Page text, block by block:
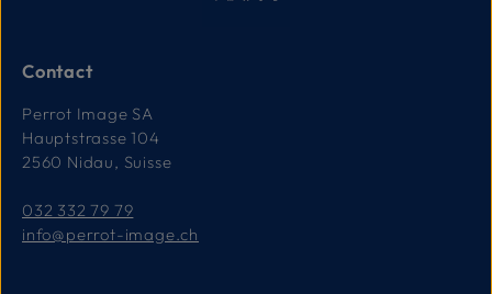
Contact
Perrot Image SA
Hauptstrasse 104
2560 Nidau, Suisse
032 332 79 79
info@perrot-image.ch